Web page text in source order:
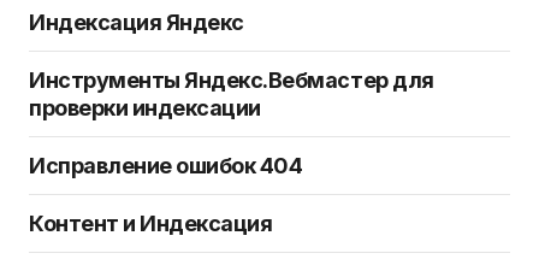
Индексация Яндекс
Инструменты Яндекс.Вебмастер для
проверки индексации
Исправление ошибок 404
Контент и Индексация